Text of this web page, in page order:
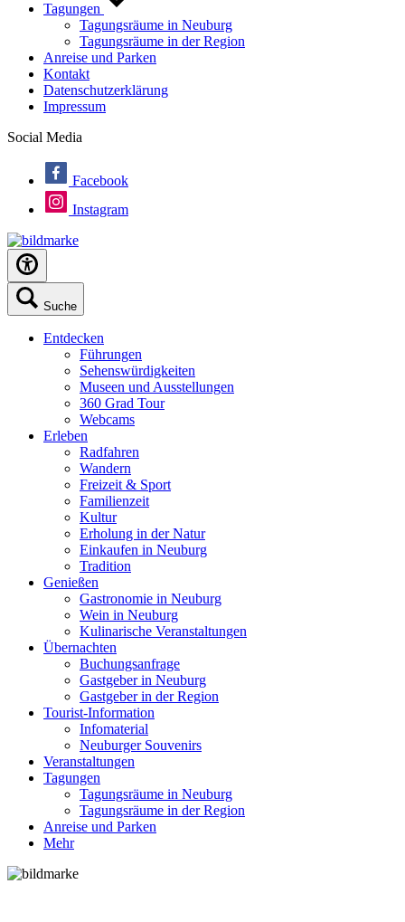
Tagungen
Tagungsräume in Neuburg
Tagungsräume in der Region
Anreise und Parken
Kontakt
Datenschutzerklärung
Impressum
Social Media
Facebook
Instagram
Suche
Entdecken
Führungen
Sehenswürdigkeiten
Museen und Ausstellungen
360 Grad Tour
Webcams
Erleben
Radfahren
Wandern
Freizeit & Sport
Familienzeit
Kultur
Erholung in der Natur
Einkaufen in Neuburg
Tradition
Genießen
Gastronomie in Neuburg
Wein in Neuburg
Kulinarische Veranstaltungen
Übernachten
Buchungsanfrage
Gastgeber in Neuburg
Gastgeber in der Region
Tourist-Information
Infomaterial
Neuburger Souvenirs
Veranstaltungen
Tagungen
Tagungsräume in Neuburg
Tagungsräume in der Region
Anreise und Parken
Mehr